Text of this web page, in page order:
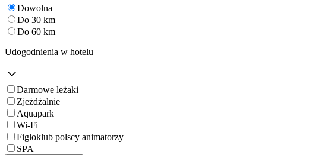
Dowolna
Do 30 km
Do 60 km
Udogodnienia w hotelu
Darmowe leżaki
Zjeżdżalnie
Aquapark
Wi-Fi
Figloklub polscy animatorzy
SPA